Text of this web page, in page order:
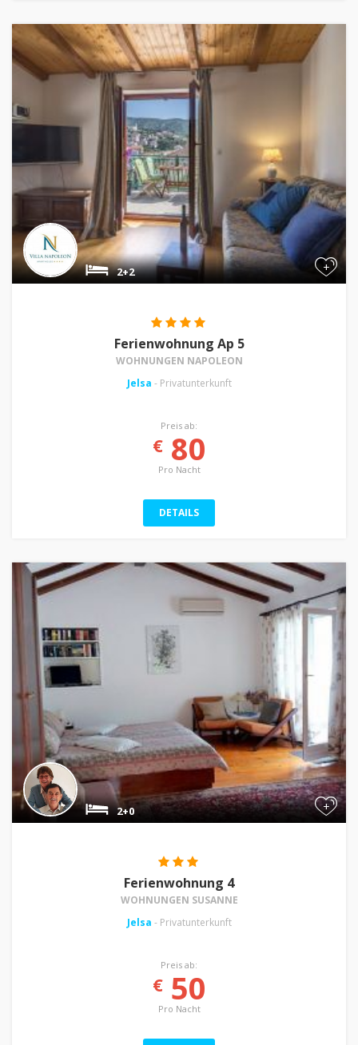
+
2+2
Ferienwohnung Ap 5
WOHNUNGEN NAPOLEON
Jelsa - Privatunterkunft
Preis ab:
€80
Pro Nacht
DETAILS
+
2+0
Ferienwohnung 4
WOHNUNGEN SUSANNE
Jelsa - Privatunterkunft
Preis ab:
€50
Pro Nacht